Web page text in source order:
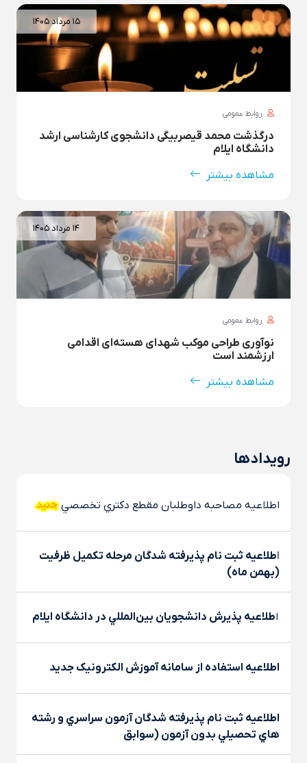
۱۵ مرداد ۱۴۰۵
روابط عمومی
درگذشت محمد قیصربیگی دانشجوی کارشناسی ارشد
دانشگاه ایلام
مشاهده بیشتر
۱۴ مرداد ۱۴۰۵
روابط عمومی
نوآوری طراحی موکب شهدای هسته‌ای اقدامی
ارزشمند است
مشاهده بیشتر
رویدادها
اطلاعيه مصاحبه داوطلبان مقطع دکتري تخصصي
اطلاعيه ثبت نام پذيرفته شدگان مرحله تکميل ظرفيت
(بهمن ماه)
اطلاعيه پذيرش دانشجويان بين‌المللي در دانشگاه ايلام
اطلاعيه استفاده از سامانه آموزش الکترونيک جديد
اطلاعيه ثبت نام پذيرفته شدگان آزمون سراسري و رشته
هاي تحصيلي بدون آزمون (سوابق